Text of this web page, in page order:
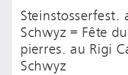
Steinstosserfest.
Schwyz = Fête
pierres. au Rigi
Schwyz